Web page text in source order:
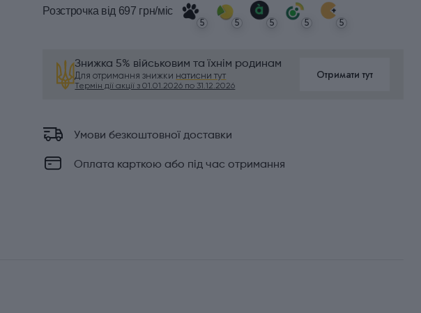
Розстрочка від 697 грн/міс
5 5 5 5 5
Знижка 5% військовим та їхнім родинам
Для отримання знижки натисни тут
Термін дії акції з 01.01.2026 по 31.12.2026
Отримати тут
Умови безкоштовної доставки
Оплата карткою або під час отримання